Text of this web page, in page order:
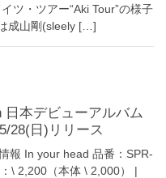
ツ・ツアー“Aki Tour”の様子
成山剛(sleely […]
日本デビューアルバム
28(日)リリース
報 In your head 品番：SPR-
\ 2,200（本体 \ 2,000） |